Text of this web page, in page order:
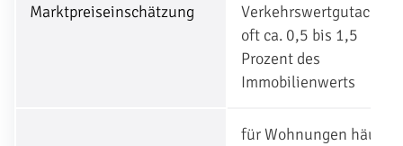
Marktpreiseinschätzung
Verkehrswertgutachten
oft ca. 0,5 bis 1,5
Prozent des
Immobilienwerts
für Wohnungen häufig